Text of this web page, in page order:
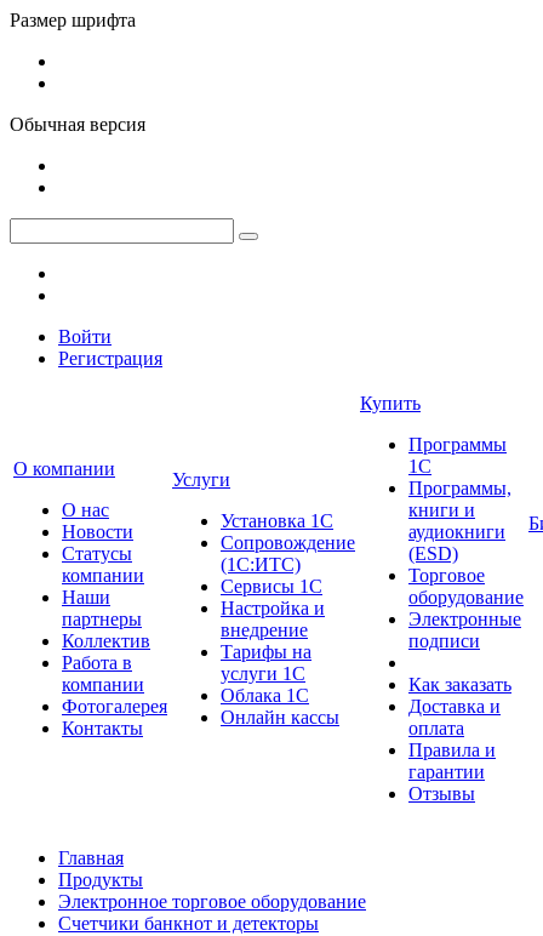
Размер шрифта
Обычная версия
Войти
Регистрация
О компании
О нас
Новости
Cтатусы
компании
Наши
партнеры
Коллектив
Работа в
компании
Фотогалерея
Контакты
Услуги
Установка 1С
Сопровождение
(1С:ИТС)
Сервисы 1С
Настройка и
внедрение
Тарифы на
услуги 1С
Облака 1С
Онлайн кассы
Купить
Программы
1С
Программы,
книги и
аудиокниги
(ESD)
Торговое
оборудование
Электронные
подписи
Как заказать
Доставка и
оплата
Правила и
гарантии
Отзывы
Главная
Продукты
Электронное торговое оборудование
Счетчики банкнот и детекторы